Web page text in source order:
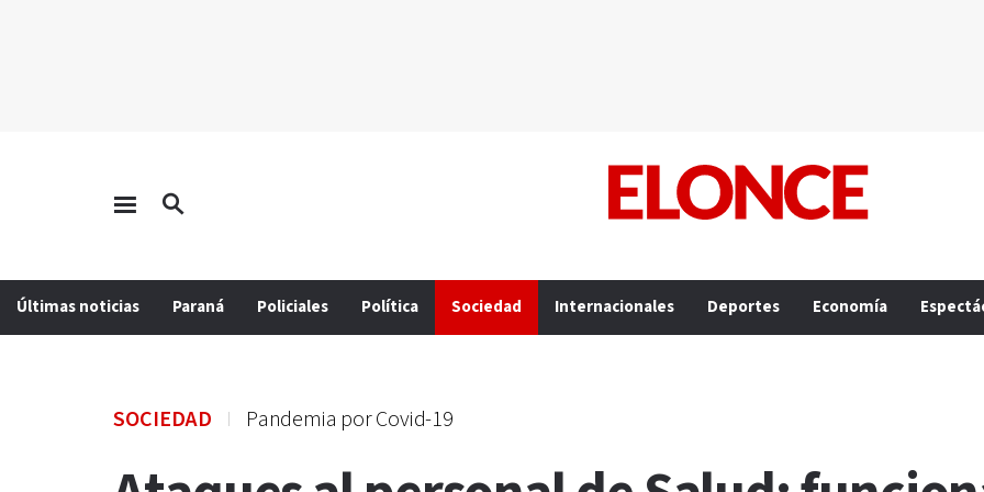
Últimas noticias Paraná Policiales Política Sociedad Internacionales Deportes Economía
SOCIEDAD Pandemia por Covid-19